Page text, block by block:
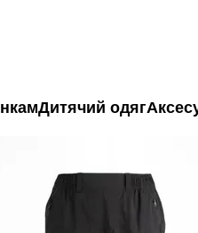
Дитячий одяг